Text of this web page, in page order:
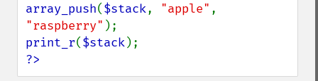
array_push($stack, "apple"
"raspberry"
print_r($stack
?>